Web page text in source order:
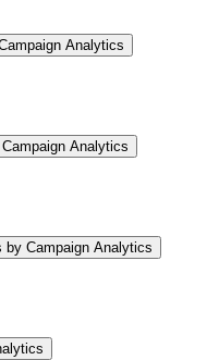
Analytics
Campaign Analytics
by Campaign Analytics